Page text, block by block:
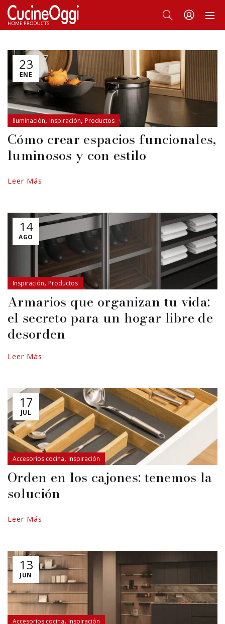
23
ENE
Iluminación, Inspiración, Productos
Cómo crear espacios funcionales,
luminosos y con estilo
Leer Más
14
AGO
Inspiración, Productos
Armarios que organizan tu vida:
el secreto para un hogar libre de
desorden
Leer Más
17
JUL
Accesorios cocina, Inspiración
Orden en los cajones: tenemos la
solución
Leer Más
13
JUN
Accesorios cocina, Inspiración